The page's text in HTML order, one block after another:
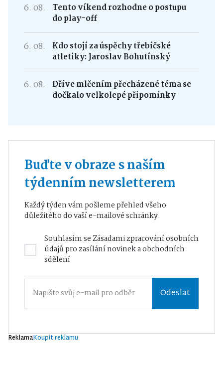
6. 08.
Tento víkend rozhodne o postupu
do play-off
6. 08.
Kdo stojí za úspěchy třebíčské
atletiky: Jaroslav Bohutínský
6. 08.
Dříve mlčením přecházené téma se
dočkalo velkolepé připomínky
Buďte v obraze s naším
týdenním newsletterem
Každý týden vám pošleme přehled všeho
důležitého do vaší e-mailové schránky.
Souhlasím seZásadami zpracování osobních
údajůpro zasílání novinek a obchodních
sdělení
Odeslat
ReklamaKoupit reklamu